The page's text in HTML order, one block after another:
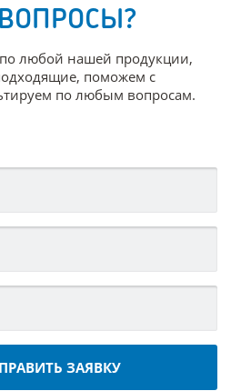
любой нашей продукции,
поможем с
по любым вопросам.
ЗАЯВКУ